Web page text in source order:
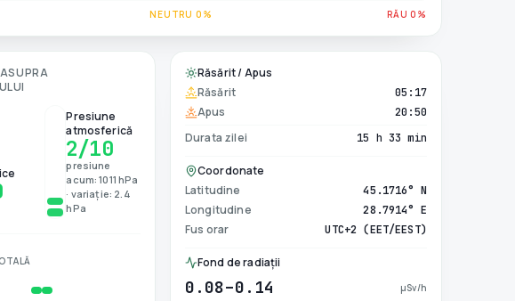
NEUTRU 0% RĂU 0%
Presiune
atmosferică
2/10
presiune
acum: 1011 hPa
· variație: 2.4
hPa
Răsărit / Apus
Răsărit
05:17
Apus 20:50
Durata zilei 15 h 33 min
Coordonate
Latitudine
45.1716° N
Longitudine 28.7914° E
Fus orar UTC+2 (EET/EEST)
Fond de radiații
0.08–0.14 µSv/h